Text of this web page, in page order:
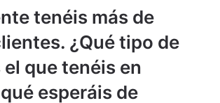
tenéis más de
¿Qué tipo de
que tenéis en
esperáis de